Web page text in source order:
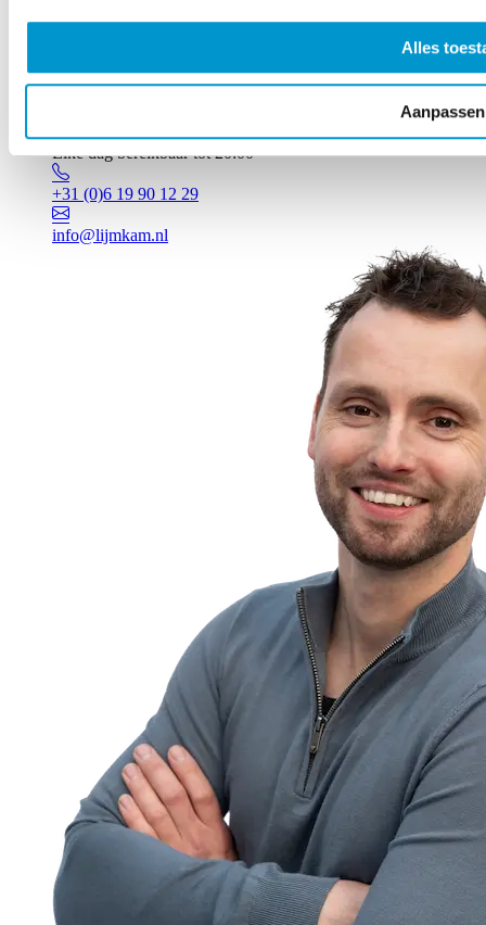
Alles
Aanpassen
Elke dag bereikbaar tot 20:00
+31 (0)6 19 90 12 29
info@lijmkam.nl